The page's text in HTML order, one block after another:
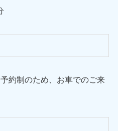
約制のため、お車でのご来